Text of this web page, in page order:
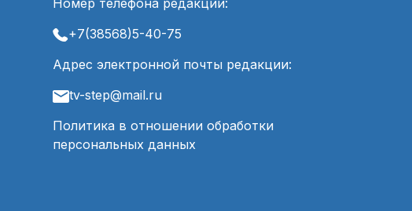
Номер телефона редакции:
+7(38568)5-40-75
Адрес электронной почты редакции:
tv-step@mail.ru
Политика в отношении обработки
персональных данных